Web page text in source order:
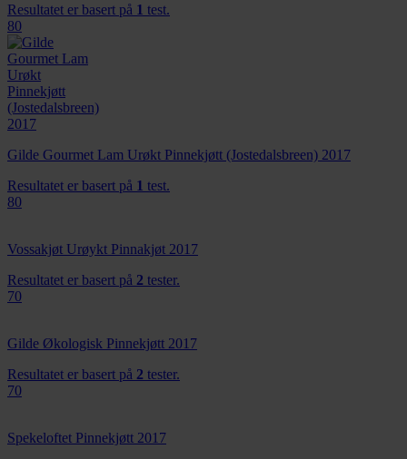
Resultatet er basert på 1 test.
80
Gilde Gourmet Lam Urøkt Pinnekjøtt (Jostedalsbreen) 2017
Resultatet er basert på 1 test.
80
Vossakjøt Urøykt Pinnakjøt 2017
Resultatet er basert på 2 tester.
70
Gilde Økologisk Pinnekjøtt 2017
Resultatet er basert på 2 tester.
70
Spekeloftet Pinnekjøtt 2017